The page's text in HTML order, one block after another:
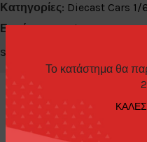
Το κατάστημα θα
Κατηγορίες: Diecast Cars 1/
Ετικέτα: Last Pieces
Share: